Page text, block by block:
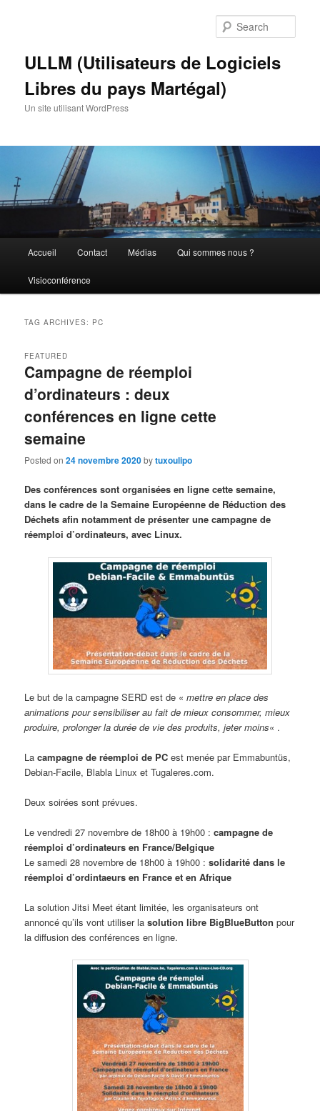
ULLM (Utilisateurs de Logiciels
Libres du pays Martégal)
Un site utilisant WordPress
Accueil Contact Médias Qui sommes nous ?
Visioconférence
TAG ARCHIVES: PC
Campagne de réemploi
d’ordinateurs : deux
conférences en ligne cette
semaine
FEATURED
Posted on24 novembre 2020bytuxoulipo
Des conférences sont organisées en ligne cette semaine,
dans le cadre de la Semaine Européenne de Réduction des
Déchets afin notamment de présenter une campagne de
réemploi d’ordinateurs, avec Linux.
Le but de la campagne SERD est de «mettre en place des
animations pour sensibiliser au fait de mieux consommer, mieux
produire, prolonger la durée de vie des produits, jeter moins« .
Lacampagne de réemploi de PC est menée par Emmabuntüs,
Debian-Facile, Blabla Linux et Tugaleres.com.
Deux soirées sont prévues.
Le vendredi 27 novembre de 18h00 à 19h00 :campagne de
réemploi d’ordinateurs en France/Belgique
Le samedi 28 novembre de 18h00 à 19h00 :solidarité dans le
réemploi d’ordintaeurs en France et en Afrique
La solution Jitsi Meet étant limitée, les organisateurs ont
annoncé qu’ils vont utiliser lasolution libre BigBlueButton pour
la diffusion des conférences en ligne.